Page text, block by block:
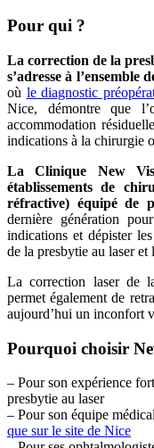
Pour qui ?
La correction de la
s’adresse à l’ensemble
où le diagnostic
Nice, démontre que
accommodation
indications à la chirurgie
La Clinique New
établissements de
réfractive) équipé de
dernière génération
indications et dépister
de la presbytie au laser
La correction laser de
permet également de
aujourd’hui un inconfort
Pourquoi choisir
– Pour son expérience
presbytie au laser
– Pour son équipe
que sur le site de Nice